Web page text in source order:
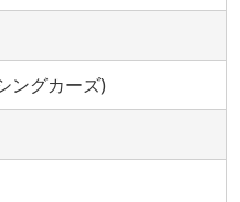
ングカーズ)